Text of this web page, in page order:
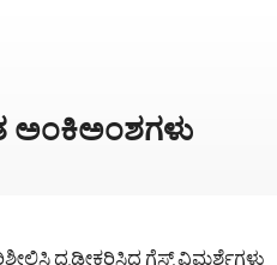
ಅಂಕಿಅಂಶಗಳು
ದೃಢೀಕರಿಸಿದ ಗೆಸ್ಟ್ ವಿಮರ್ಶೆಗಳು